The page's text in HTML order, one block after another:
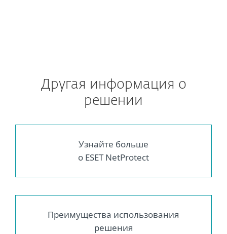
Другая информация о
решении
Узнайте больше
о ESET NetProtect
Преимущества использования
решения